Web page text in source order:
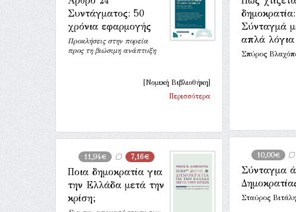
Συντάγματος: 50
χρόνια εφαρμογής
Προκλήσεις στην πορεία
προς τη βιώσιμη ανάπτυξη
[Νομική Βιβλιοθήκη]
Περισσότερα
Σύνταγμά
απλά λόγια
Σπύρος
10,00€
Σύνταγμα
Σταύρος
11,94€ 7,16€
Ποια δημοκρατία για
την Ελλάδα μετά την
κρίση;